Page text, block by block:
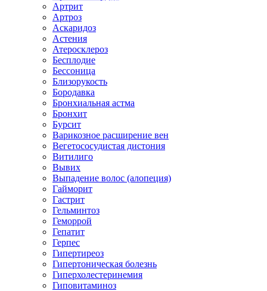
Артрит
Артроз
Аскаридоз
Астения
Атеросклероз
Бесплодие
Бессоница
Близорукость
Бородавка
Бронхиальная астма
Бронхит
Бурсит
Варикозное расширение вен
Вегетососудистая дистония
Витилиго
Вывих
Выпадение волос (алопеция)
Гайморит
Гастрит
Гельминтоз
Геморрой
Гепатит
Герпес
Гипертиреоз
Гипертоническая болезнь
Гиперхолестеринемия
Гиповитаминоз